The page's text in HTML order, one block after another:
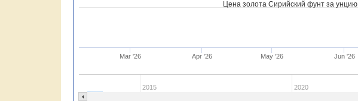
Цена золота Сирийский фунт за унцию
Mar '26 Apr '26 May '26 Jun '26
2015 2020